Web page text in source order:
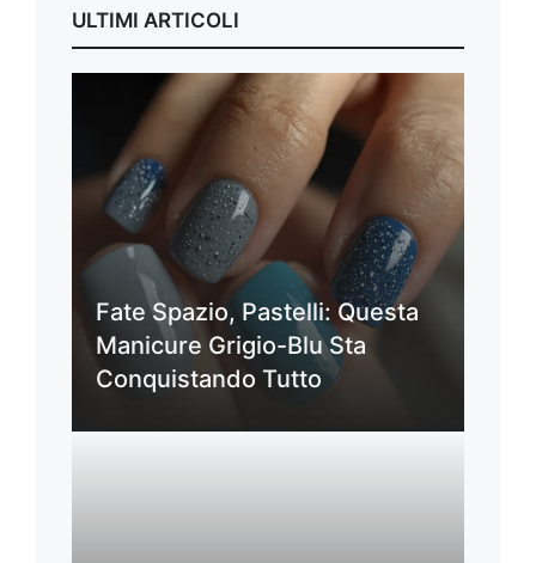
ULTIMI ARTICOLI
Fate Spazio, Pastelli: Questa
Manicure Grigio-Blu Sta
Conquistando Tutto